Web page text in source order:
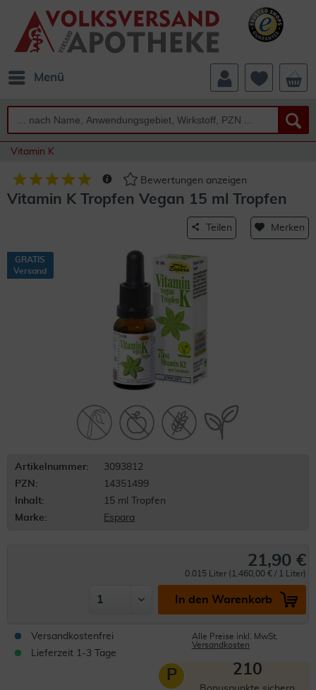
Menü
Vitamin K
Bewertungen anzeigen
Vitamin K Tropfen Vegan 15 ml Tropfen
Teilen Merken
GRATIS
Versand
Artikelnummer:
3093812
PZN:
14351499
Inhalt:
15 ml Tropfen
Marke:
Espara
21,90 €
0.015 Liter (1.460,00 € / 1 Liter)
In den Warenkorb
Versandkostenfrei
Lieferzeit 1-3 Tage
Alle Preise inkl. MwSt.
Versandkosten
P 210